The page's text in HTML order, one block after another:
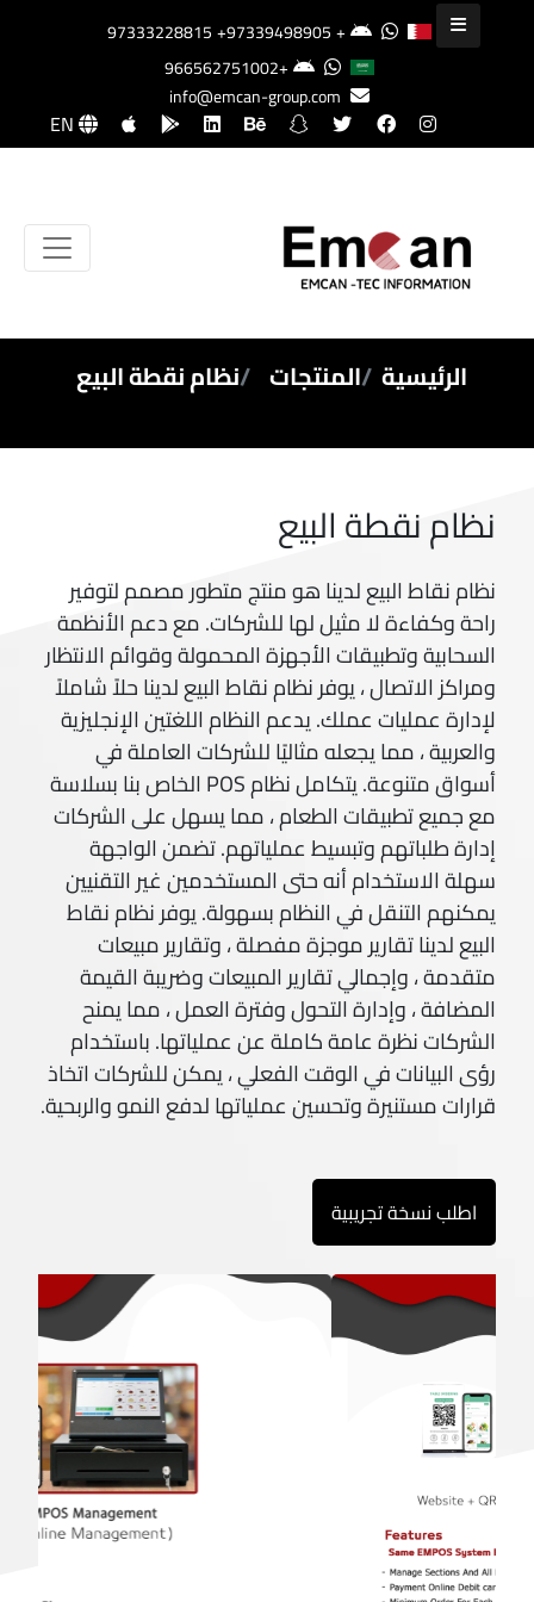
+97333228815
+97339498905
+966562751002
info@emcan-group.com
EN
الرئيسية المنتجات نظام نقطة البيع
نظام نقطة البيع
نظام نقاط البيع لدينا هو منتج متطور مصمم لتوفير
راحة وكفاءة لا مثيل لها للشركات. مع دعم الأنظمة
السحابية وتطبيقات الأجهزة المحمولة وقوائم الانتظار
ومراكز الاتصال ، يوفر نظام نقاط البيع لدينا حلاً شاملاً
لإدارة عمليات عملك. يدعم النظام اللغتين الإنجليزية
والعربية ، مما يجعله مثاليًا للشركات العاملة في
أسواق متنوعة. يتكامل نظام POS الخاص بنا بسلاسة
مع جميع تطبيقات الطعام ، مما يسهل على الشركات
إدارة طلباتهم وتبسيط عملياتهم. تضمن الواجهة
سهلة الاستخدام أنه حتى المستخدمين غير التقنيين
يمكنهم التنقل في النظام بسهولة. يوفر نظام نقاط
البيع لدينا تقارير موجزة مفصلة ، وتقارير مبيعات
متقدمة ، وإجمالي تقارير المبيعات وضريبة القيمة
المضافة ، وإدارة التحول وفترة العمل ، مما يمنح
الشركات نظرة عامة كاملة عن عملياتها. باستخدام
رؤى البيانات في الوقت الفعلي ، يمكن للشركات اتخاذ
قرارات مستنيرة وتحسين عملياتها لدفع النمو والربحية.
اطلب نسخة تجريبية